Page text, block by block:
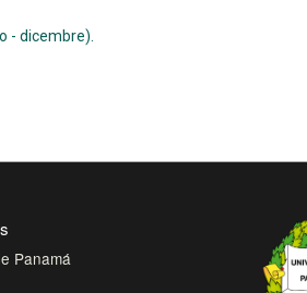
- dicembre).
Panamá